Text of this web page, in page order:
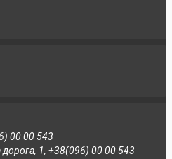
00 00 543
дорога, 1, +38(096) 00 00 543